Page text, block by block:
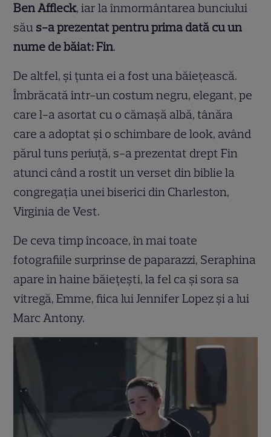
Ben Affleck, iar la înmormântarea bunciului
său s-a prezentat pentru prima dată cu un
nume de băiat: Fin.
De altfel, și țunta ei a fost una băiețească.
Îmbrăcată într-un costum negru, elegant, pe
care l-a asortat cu o cămașă albă, tânăra
care a adoptat și o schimbare de look, având
părul tuns periuță, s-a prezentat drept Fin
atunci când a rostit un verset din biblie la
congregația unei biserici din Charleston,
Virginia de Vest.
De ceva timp încoace, în mai toate
fotografiile surprinse de paparazzi, Seraphina
apare în haine băiețești, la fel ca și sora sa
vitregă, Emme, fiica lui Jennifer Lopez și a lui
Marc Antony.